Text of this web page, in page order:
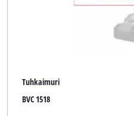
Tuhkaimuri
BVC 1518